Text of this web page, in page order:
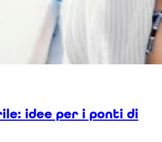
idee per i ponti di